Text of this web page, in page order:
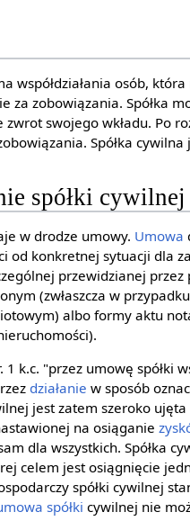
współdziałania osób,
za zobowiązania. Spółka
swojego wkładu. Po
Spółka
spółki cywilnej
w drodze umowy. Umowa
od konkretnej sytuacji dla
przewidzianej
(zwłaszcza w
albo formy aktu
1 k.c. "przez umowę spółki
działanie w sposób
jest zatem szeroko
na osiąganie
dla wszystkich. Spółka
celem jest osiągnięcie
spółki cywilnej
spółki cywilnej nie